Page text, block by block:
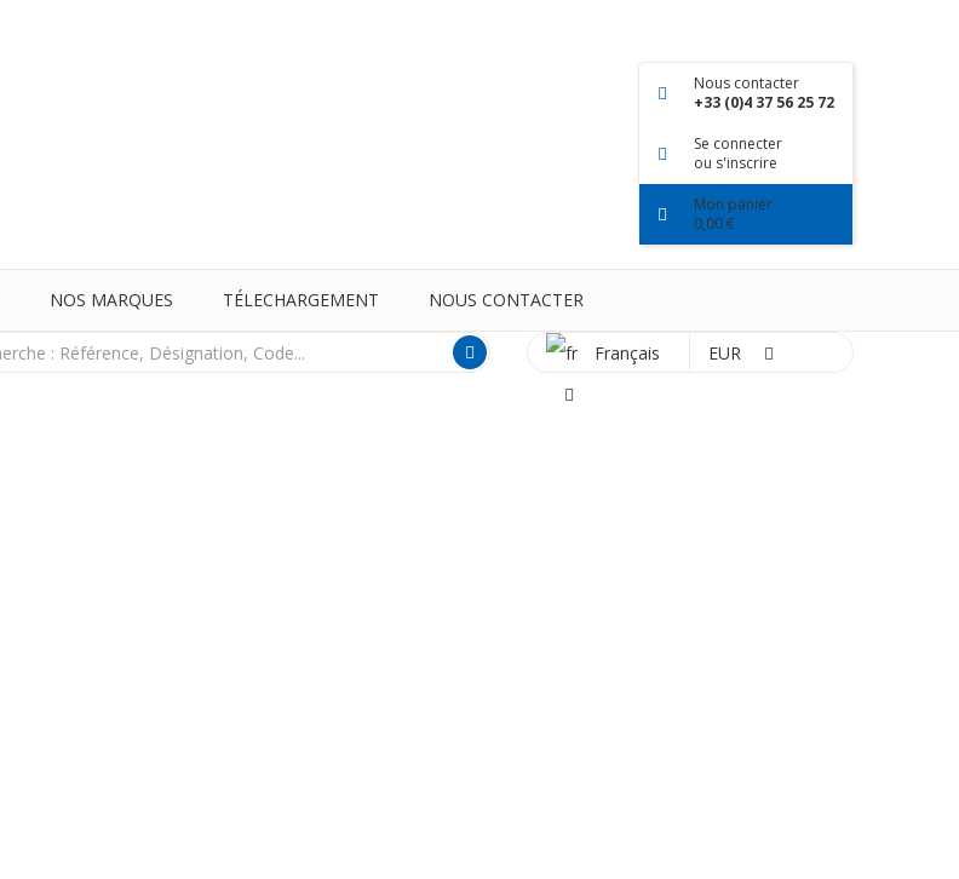
Nous contacter
+33 (0)4 37 56 25 72
Se connecter
ou s'inscrire
Mon panier
0,00 €
NOS MARQUES TÉLECHARGEMENT NOUS CONTACTER
Français EUR